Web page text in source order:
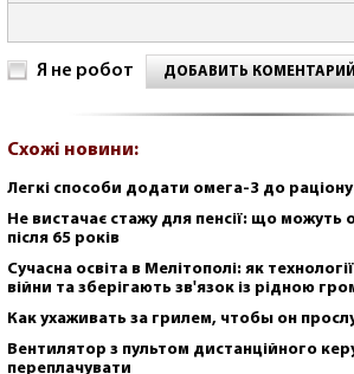
Я не робот ДОБАВИТЬ КОМЕНТАРИЙ
Схожі новини:
Легкі способи додати омега-3 до раціону
Не вистачає стажу для пенсії: що можуть
після 65 років
Сучасна освіта в Мелітополі: як
війни та зберігають зв'язок із рідною
Как ухаживать за грилем, чтобы он
Вентилятор з пультом дистанційного
переплачувати